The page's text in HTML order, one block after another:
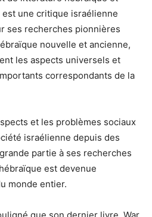
est une critique israélienne
ses recherches pionnières
nouvelle et ancienne,
les aspects universels et
correspondants de la
et les problèmes sociaux
israélienne depuis des
partie à ses recherches
est devenue
monde entier.
que son dernier livre, War